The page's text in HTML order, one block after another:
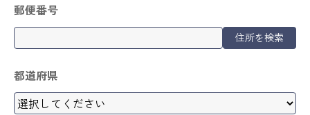
郵便番号
住所を検索
都道府県